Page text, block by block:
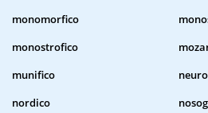
monomorfico
monostrofico
munifico
nordico